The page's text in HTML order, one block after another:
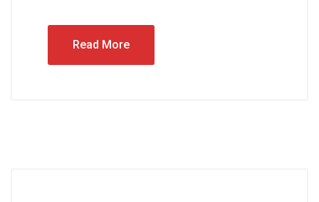
Read More